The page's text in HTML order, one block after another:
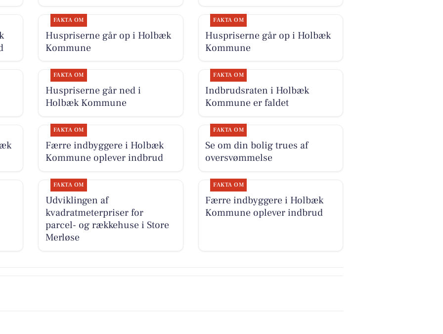
FAKTA OM
Huspriserne går op i Holbæk
Kommune
FAKTA OM
Huspriserne går op i Holbæk
Kommune
FAKTA OM
Huspriserne går ned i
Holbæk Kommune
FAKTA OM
Indbrudsraten i Holbæk
Kommune er faldet
FAKTA OM
Færre indbyggere i Holbæk
Kommune oplever indbrud
FAKTA OM
Se om din bolig trues af
oversvømmelse
FAKTA OM
Udviklingen af
kvadratmeterpriser for
parcel- og rækkehuse i Store
Merløse
FAKTA OM
Færre indbyggere i Holbæk
Kommune oplever indbrud